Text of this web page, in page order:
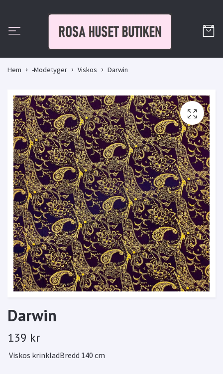
Hem -Modetyger Viskos Darwin
Darwin
139 kr
Viskos krinkladBredd 140 cm